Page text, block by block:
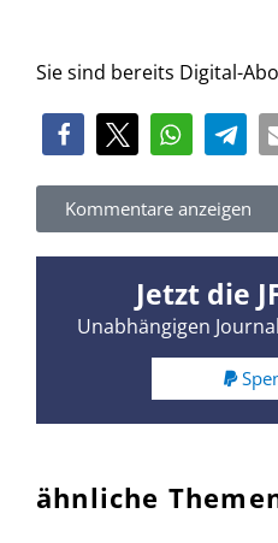
Sie sind bereits Digital-
Kommentare anzeigen
Jetzt die
Unabhängigen
ähnliche